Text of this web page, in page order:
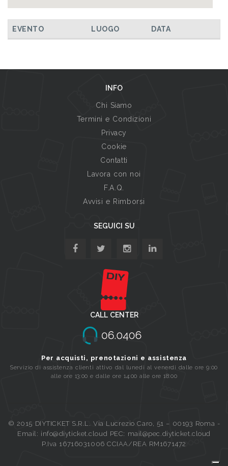
EVENTO LUOGO DATA
INFO
Chi Siamo
Termini e Condizioni
Privacy
Cookie
Contatti
Lavora con noi
F.A.Q.
Avvisi e Rimborsi
SEGUICI SU
CALL CENTER
Per acquisti, prenotazioni e assistenza
Servizio di assistenza clienti attivo dal lunedi al venerdi dalle ore 9:00
alle ore 13:00 e dalle ore 14:00 alle ore 18:00
© 2015 DIYTICKET S.R.L. Via Lucrezio Caro, 51 – 00193 Roma -
Email: info@diyticket.cloud PEC: mail@pec.diyticket.cloud
P.Iva 16716031006 CCIAA/REA RM1671472